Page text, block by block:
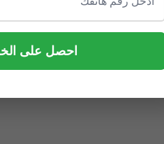
احصل على